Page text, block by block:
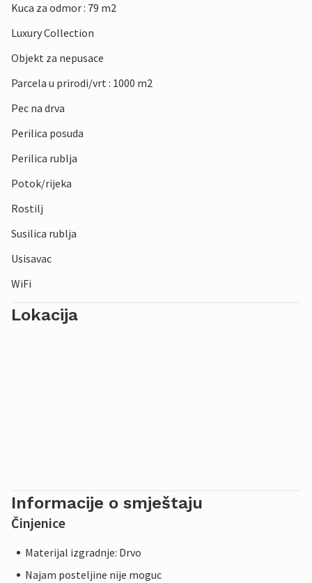
Kuca za odmor : 79 m2
Luxury Collection
Objekt za nepusace
Parcela u prirodi/vrt : 1000 m2
Pec na drva
Perilica posuda
Perilica rublja
Potok/rijeka
Rostilj
Susilica rublja
Usisavac
WiFi
Lokacija
Informacije o smještaju
Činjenice
Materijal izgradnje: Drvo
Najam posteljine nije moguc